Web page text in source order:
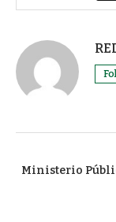
Ministerio